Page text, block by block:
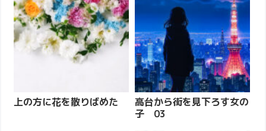
上の方に花を散りばめた
高台から街を見下ろす女の
子 03